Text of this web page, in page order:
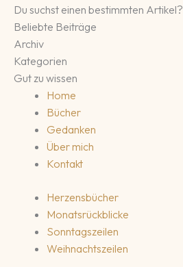
Du suchst einen bestimmten Artikel?
Beliebte Beiträge
Archiv
Kategorien
Gut zu wissen
Home
Bücher
Gedanken
Über mich
Kontakt
Herzensbücher
Monatsrückblicke
Sonntagszeilen
Weihnachtszeilen